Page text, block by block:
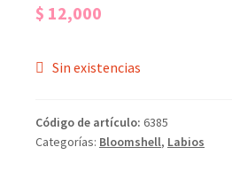
$ 12,000
Sin existencias
Código de artículo: 6385
Categorías: Bloomshell, Labios